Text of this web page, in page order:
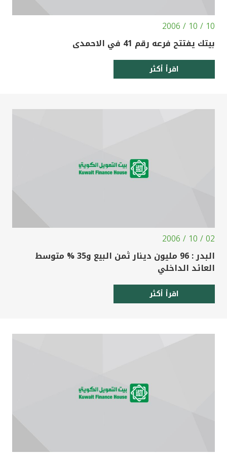
10 / 10 / 2006
بيتك يفتتح فرعه رقم 41 في الاحمدى
اقرأ أكثر
02 / 10 / 2006
البدر : 96 مليون دينار ثمن البيع و35 % متوسط
العائد الداخلي
اقرأ أكثر